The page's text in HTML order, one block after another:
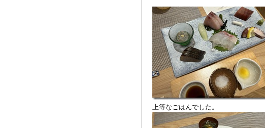
上等なごはんでした。